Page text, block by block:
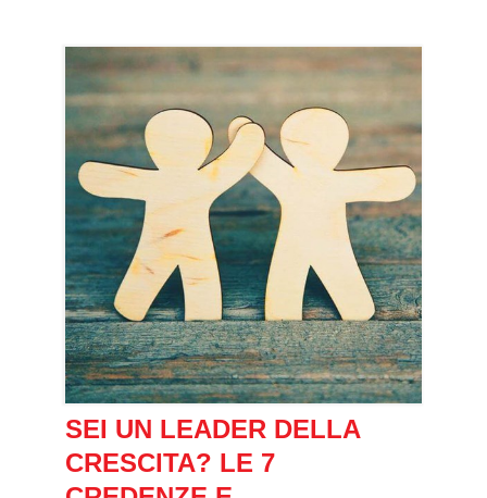
SEI UN LEADER DELLA
CRESCITA? LE 7